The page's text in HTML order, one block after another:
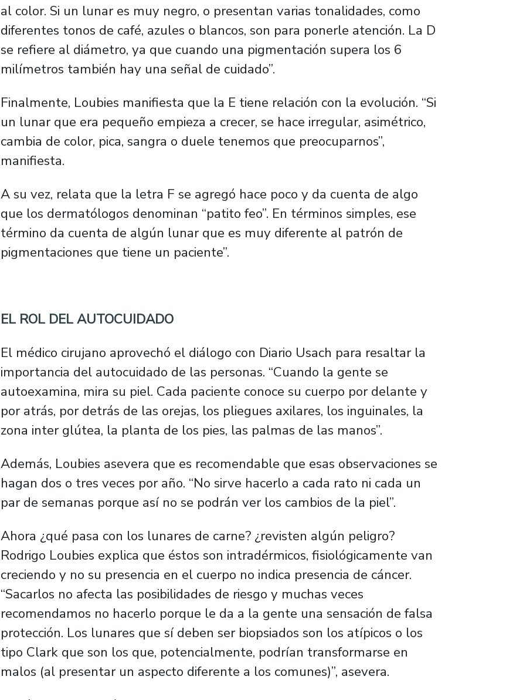
al color. Si un lunar es muy negro, o presentan varias tonalidades, como
diferentes tonos de café, azules o blancos, son para ponerle atención. La D
se refiere al diámetro, ya que cuando una pigmentación supera los 6
milímetros también hay una señal de cuidado”.
Finalmente, Loubies manifiesta que la E tiene relación con la evolución. “Si
un lunar que era pequeño empieza a crecer, se hace irregular, asimétrico,
cambia de color, pica, sangra o duele tenemos que preocuparnos”,
manifiesta.
A su vez, relata que la letra F se agregó hace poco y da cuenta de algo
que los dermatólogos denominan “patito feo”. En términos simples, ese
término da cuenta de algún lunar que es muy diferente al patrón de
pigmentaciones que tiene un paciente”.
EL ROL DEL AUTOCUIDADO
El médico cirujano aprovechó el diálogo con Diario Usach para resaltar la
importancia del autocuidado de las personas. “Cuando la gente se
autoexamina, mira su piel. Cada paciente conoce su cuerpo por delante y
por atrás, por detrás de las orejas, los pliegues axilares, los inguinales, la
zona inter glútea, la planta de los pies, las palmas de las manos”.
Además, Loubies asevera que es recomendable que esas observaciones se
hagan dos o tres veces por año. “No sirve hacerlo a cada rato ni cada un
par de semanas porque así no se podrán ver los cambios de la piel”.
Ahora ¿qué pasa con los lunares de carne? ¿revisten algún peligro?
Rodrigo Loubies explica que éstos son intradérmicos, fisiológicamente van
creciendo y no su presencia en el cuerpo no indica presencia de cáncer.
“Sacarlos no afecta las posibilidades de riesgo y muchas veces
recomendamos no hacerlo porque le da a la gente una sensación de falsa
protección. Los lunares que sí deben ser biopsiados son los atípicos o los
tipo Clark que son los que, potencialmente, podrían transformarse en
malos (al presentar un aspecto diferente a los comunes)”, asevera.